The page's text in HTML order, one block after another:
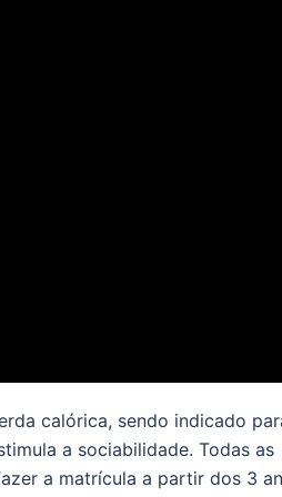
calórica, sendo indicado
a sociabilidade. Todas as
a matrícula a partir dos 3